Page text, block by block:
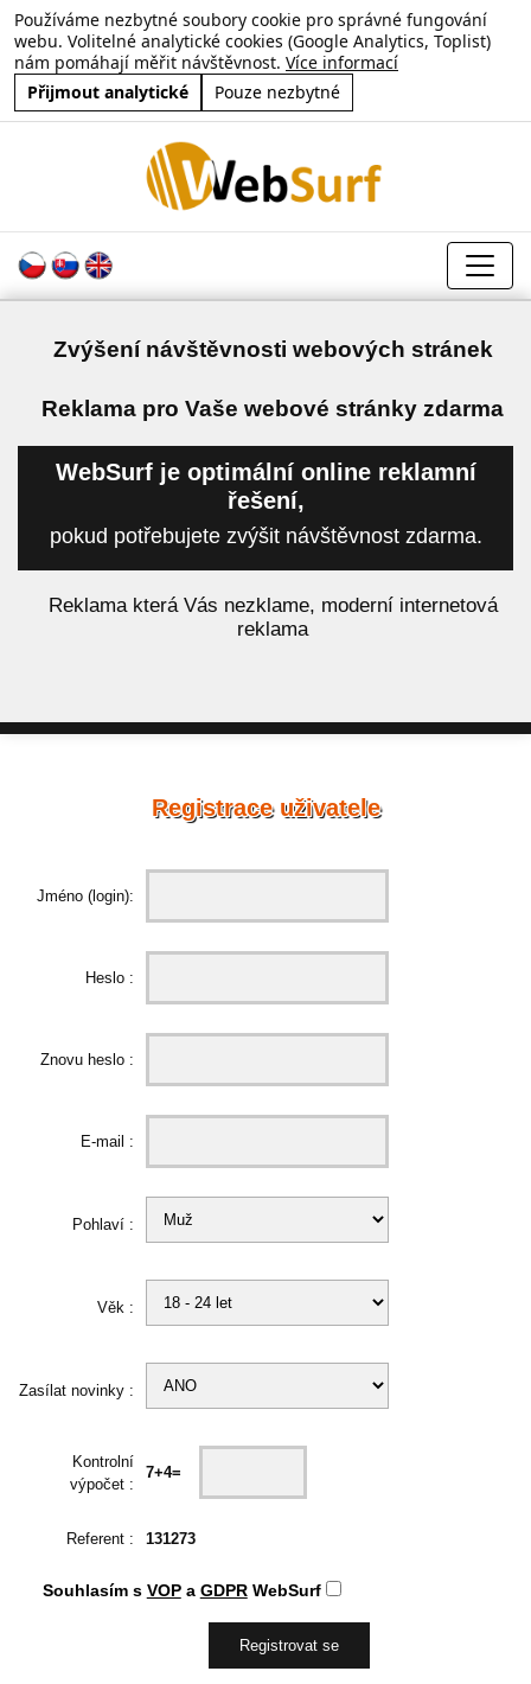
Používáme nezbytné soubory cookie pro správné fungování
webu. Volitelné analytické cookies (Google Analytics, Toplist)
nám pomáhají měřit návštěvnost. Více informací
Přijmout analytické
Pouze nezbytné
Zvýšení návštěvnosti webových stránek
Reklama pro Vaše webové stránky zdarma
WebSurf je optimální online reklamní
řešení,
pokud potřebujete zvýšit návštěvnost zdarma.
Reklama která Vás nezklame, moderní internetová
reklama
Registrace uživatele
Jméno (login):
Heslo :
Znovu heslo :
E-mail :
Pohlaví :
Věk :
Zasílat novinky :
Kontrolní
výpočet :
7+4=
Referent : 131273
Souhlasím s VOPa GDPRWebSurf